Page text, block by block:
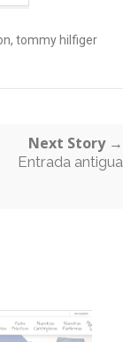
, tommy hilfiger
Next Story →
Entrada antigua